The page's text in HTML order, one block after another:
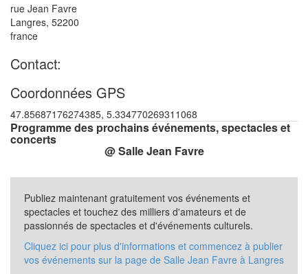
rue Jean Favre
Langres, 52200
france
Contact:
Coordonnées GPS
47.85687176274385, 5.334770269311068
Programme des prochains événements, spectacles et
concerts
@ Salle Jean Favre
Publiez maintenant gratuitement vos événements et
spectacles et touchez des milliers d'amateurs et de
passionnés de spectacles et d'événements culturels.
Cliquez ici pour plus d'informations et commencez à publier
vos événements sur la page de Salle Jean Favre à Langres